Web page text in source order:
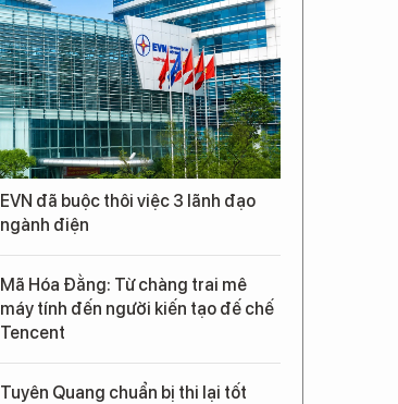
EVN đã buộc thôi việc 3 lãnh đạo
ngành điện
Mã Hóa Đằng: Từ chàng trai mê
máy tính đến người kiến tạo đế chế
Tencent
Tuyên Quang chuẩn bị thi lại tốt